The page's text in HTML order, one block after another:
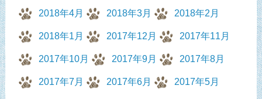
2018年4月 2018年3月 2018年2月
2018年1月 2017年12月 2017年11月
2017年10月 2017年9月 2017年8月
2017年7月 2017年6月 2017年5月